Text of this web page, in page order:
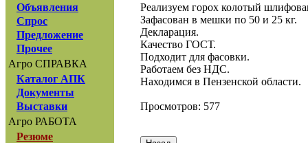
Объявления
Спрос
Предложение
Прочее
Агро СПРАВКА
Каталог АПК
Документы
Выставки
Агро РАБОТА
Резюме
Реализуем горох колотый
Зафасован в мешки по 50 и 25 кг.
Декларация.
Качество ГОСТ.
Подходит для фасовки.
Работаем без НДС.
Находимся в Пензенской области.
Просмотров: 577